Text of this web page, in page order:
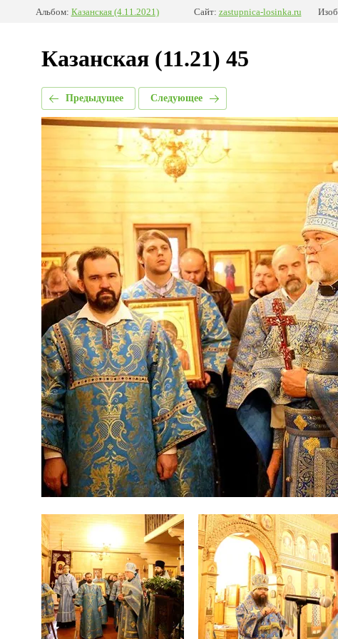
Альбом: Казанская (4.11.2021) Сайт: zastupnica-losinka.ru
Казанская (11.21) 45
Предыдущее Следующее